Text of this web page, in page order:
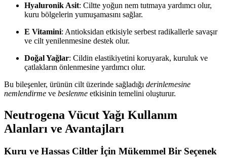
Hyaluronik Asit: Ciltte yoğun nem tutmaya yardımcı olur,
kuru bölgelerin yumuşamasını sağlar.
E Vitamini: Antioksidan etkisiyle serbest radikallerle savaşır
ve cilt yenilenmesine destek olur.
Doğal Yağlar: Cildin elastikiyetini koruyarak, kuruluk ve
çatlakların önlenmesine yardımcı olur.
Bu bileşenler, ürünün cilt üzerinde sağladığı derinlemesine
nemlendirme ve beslenme etkisinin temelini oluşturur.
Neutrogena Vücut Yağı Kullanım
Alanları ve Avantajları
Kuru ve Hassas Ciltler İçin Mükemmel Bir Seçenek